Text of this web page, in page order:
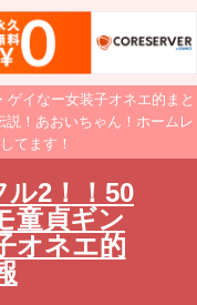
イなー女装子オネエ的まと
！あおいちゃん！ホームレ
てます！
ル2！！50
童貞ギン
オネエ的